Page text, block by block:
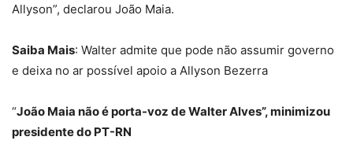
Allyson”, declarou João Maia.
Saiba Mais: Walter admite que pode não assumir governo
e deixa no ar possível apoio a Allyson Bezerra
“João Maia não é porta-voz de Walter Alves”, minimizou
presidente do PT-RN